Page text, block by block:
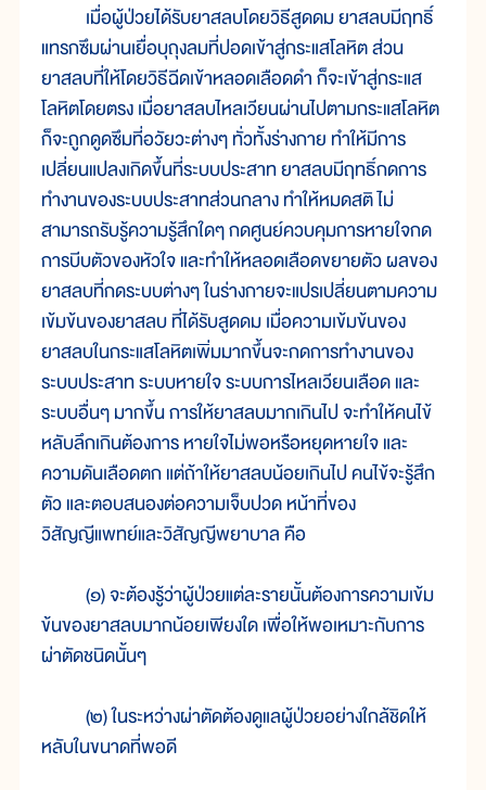
เมื่อผู้ป่วยได้รับยาสลบโดยวิธีสูดดม ยาสลบมีฤทธิ์
แทรกซึมผ่านเยื่อบุถุงลมที่ปอดเข้าสู่กระแสโลหิต ส่วน
ยาสลบที่ให้โดยวิธีฉีดเข้าหลอดเลือดดำ ก็จะเข้าสู่กระแส
โลหิตโดยตรง เมื่อยาสลบไหลเวียนผ่านไปตามกระแสโลหิต
ก็จะถูกดูดซึมที่อวัยวะต่างๆ ทั่วทั้งร่างกาย ทำให้มีการ
เปลี่ยนแปลงเกิดขึ้นที่ระบบประสาท ยาสลบมีฤทธิ์กดการ
ทำงานของระบบประสาทส่วนกลาง ทำให้หมดสติ ไม่
สามารถรับรู้ความรู้สึกใดๆ กดศูนย์ควบคุมการหายใจกด
การบีบตัวของหัวใจ และทำให้หลอดเลือดขยายตัว ผลของ
ยาสลบที่กดระบบต่างๆ ในร่างกายจะแปรเปลี่ยนตามความ
เข้มข้นของยาสลบ ที่ได้รับสูดดม เมื่อความเข้มข้นของ
ยาสลบในกระแสโลหิตเพิ่มมากขึ้นจะกดการทำงานของ
ระบบประสาท ระบบหายใจ ระบบการไหลเวียนเลือด และ
ระบบอื่นๆ มากขึ้น การให้ยาสลบมากเกินไป จะทำให้คนไข้
หลับลึกเกินต้องการ หายใจไม่พอหรือหยุดหายใจ และ
ความดันเลือดตก แต่ถ้าให้ยาสลบน้อยเกินไป คนไข้จะรู้สึก
ตัว และตอบสนองต่อความเจ็บปวด หน้าที่ของ
วิสัญญีแพทย์และวิสัญญีพยาบาล คือ
(๑) จะต้องรู้ว่าผู้ป่วยแต่ละรายนั้นต้องการความเข้ม
ข้นของยาสลบมากน้อยเพียงใด เพื่อให้พอเหมาะกับการ
ผ่าตัดชนิดนั้นๆ
(๒) ในระหว่างผ่าตัดต้องดูแลผู้ป่วยอย่างใกล้ชิดให้
หลับในขนาดที่พอดี